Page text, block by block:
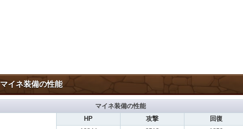
マイネ装備の性能
マイネ装備の性能
HP 攻撃 回復